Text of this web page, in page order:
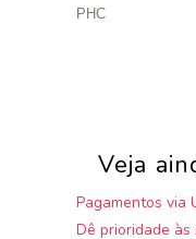
PHC
Veja
Pagamentos via
Dê prioridade às